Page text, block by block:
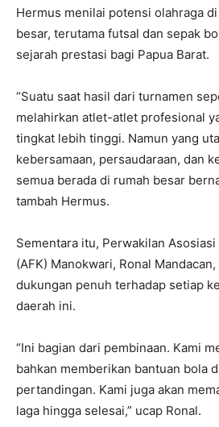
Hermus menilai potensi olahraga
besar, terutama futsal dan sepak
sejarah prestasi bagi Papua Barat.
‎“Suatu saat hasil dari turnamen
melahirkan atlet-atlet profesional
tingkat lebih tinggi. Namun yang
kebersamaan, persaudaraan, dan
semua berada di rumah besar
tambah Hermus.
‎Sementara itu, Perwakilan
(AFK) Manokwari, Ronal
dukungan penuh terhadap setiap
daerah ini.
‎“Ini bagian dari pembinaan. Kami
bahkan memberikan bantuan bola
pertandingan. Kami juga akan
laga hingga selesai,” ucap Ronal.